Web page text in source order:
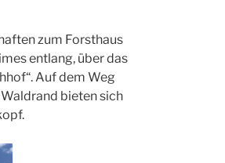
zum Forsthaus
entlang, über das
Auf dem Weg
bieten sich